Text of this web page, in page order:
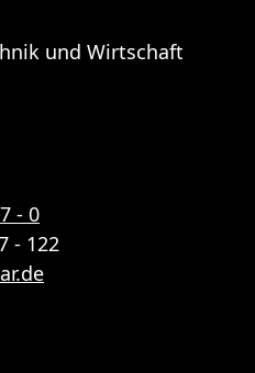
und Wirtschaft
- 0
- 122
.de